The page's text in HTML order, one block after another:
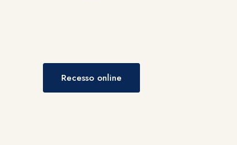
Recesso online